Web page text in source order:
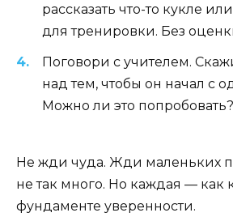
рассказать что-то кукле
для тренировки. Без
Поговори с учителем.
над тем, чтобы он начал с
Можно ли это
Не жди чуда. Жди маленьких
не так много. Но каждая — как
фундаменте уверенности.